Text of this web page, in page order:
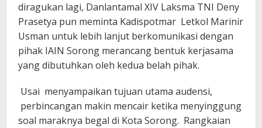
diragukan lagi, Danlantamal XIV Laksma TNI Deny
Prasetya pun meminta Kadispotmar Letkol Marinir
Usman untuk lebih lanjut berkomunikasi dengan
pihak IAIN Sorong merancang bentuk kerjasama
yang dibutuhkan oleh kedua belah pihak.
Usai menyampaikan tujuan utama audensi,
perbincangan makin mencair ketika menyinggung
soal maraknya begal di Kota Sorong. Rangkaian